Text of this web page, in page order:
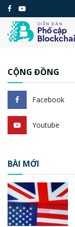
CỘNG ĐỒNG
Facebook
Youtube
BÀI MỚI